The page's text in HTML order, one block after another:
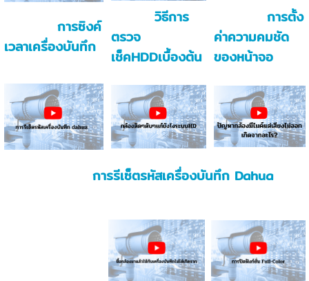
การซิงค์
เวลาเครื่องบันทึก
วิธีการ
ตรวจ
เช็คHDDเบื้องต้น
การตั้ง
ค่าความคมชัด
ของหน้าจอ
การรีเซ็ตรหัสเครื่องบันทึก Dahua